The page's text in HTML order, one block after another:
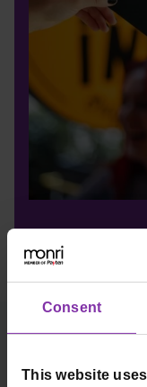
Consent
This website